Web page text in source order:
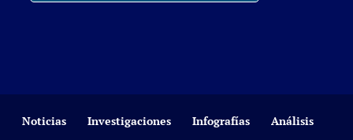
Noticias Investigaciones Infografías Análisis